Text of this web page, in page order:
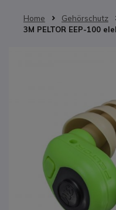
Home Gehörschutz
3M PELTOR EEP-100